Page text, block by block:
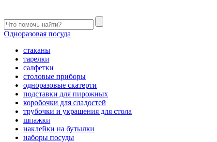
Одноразовая посуда
стаканы
тарелки
салфетки
столовые приборы
одноразовые скатерти
подставки для пирожных
коробочки для сладостей
трубочки и украшения для стола
шпажки
наклейки на бутылки
наборы посуды